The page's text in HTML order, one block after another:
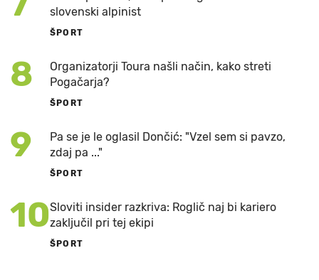
slovenski alpinist
ŠPORT
8
Organizatorji Toura našli način, kako streti
Pogačarja?
ŠPORT
9
Pa se je le oglasil Dončić: "Vzel sem si pavzo,
zdaj pa ..."
ŠPORT
10Sloviti insider razkriva: Roglič naj bi kariero
zaključil pri tej ekipi
ŠPORT